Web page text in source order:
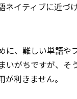
ネイティブに近づ
に、難しい単語や
いがちですが、そ
利きません。